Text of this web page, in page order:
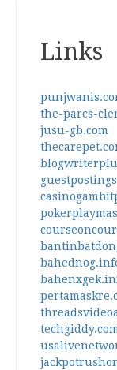
Links
the-parcs-
jusu-gb.com